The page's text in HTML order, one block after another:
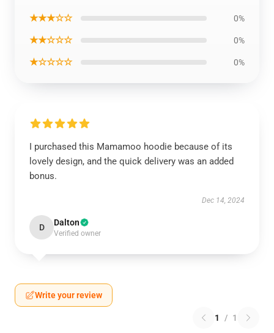
★★★☆☆ 0%
★★☆☆☆ 0%
★☆☆☆☆ 0%
I purchased this Mamamoo hoodie because of its
lovely design, and the quick delivery was an added
bonus.
Dec 14, 2024
D Dalton
Verified owner
Write your review
1 / 1